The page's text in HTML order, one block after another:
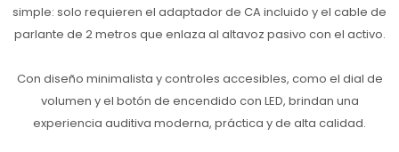
simple: solo requieren el adaptador de CA incluido y el cable de
parlante de 2 metros que enlaza al altavoz pasivo con el activo.
Con diseño minimalista y controles accesibles, como el dial de
volumen y el botón de encendido con LED, brindan una
experiencia auditiva moderna, práctica y de alta calidad.